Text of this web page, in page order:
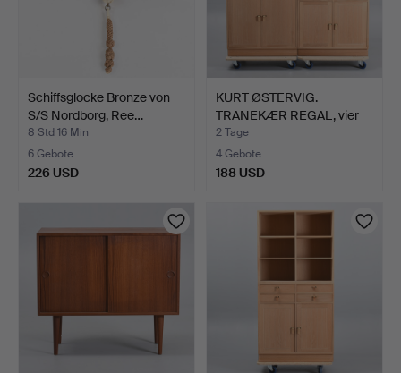
Schiffsglocke Bronze von
S/S Nordborg, Ree…
8 Std 16 Min
6 Gebote
226 USD
KURT ØSTERVIG.
TRANEKÆR REGAL, vier
Regalm…
2 Tage
4 Gebote
188 USD